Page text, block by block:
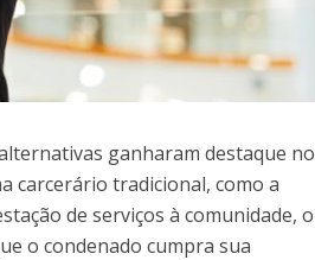
ganharam destaque no
carcerário tradicional, como a
de serviços à comunidade, o
o condenado cumpra sua